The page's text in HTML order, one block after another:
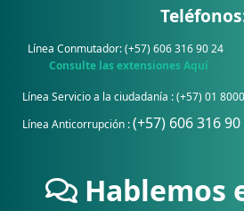
Línea Conmutador: (+57) 606 316 90 24
Consulte las extensiones Aquí
Línea Servicio a la ciudadanía : (+57) 01
Línea Anticorrupción :(+57) 606 316
Hablemos